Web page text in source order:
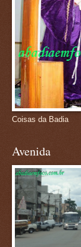
Coisas da Badia
Avenida